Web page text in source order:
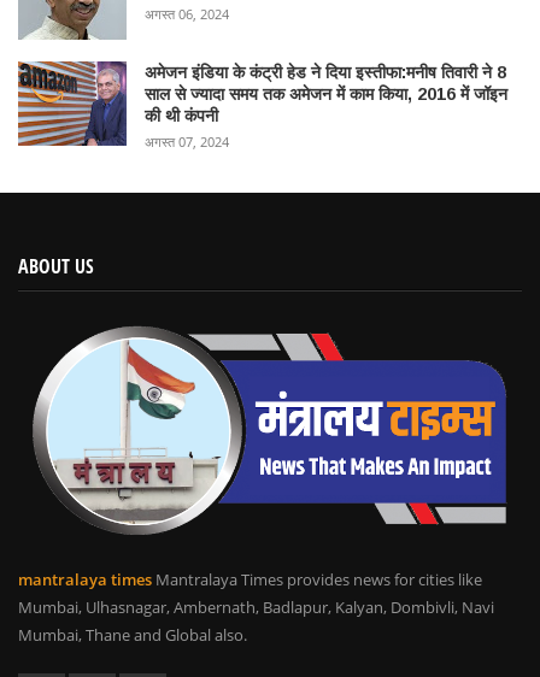
अगस्त 06, 2024
अमेजन इंडिया के कंट्री हेड ने दिया इस्तीफा:मनीष तिवारी ने 8
साल से ज्यादा समय तक अमेजन में काम किया, 2016 में जॉइन
की थी कंपनी
अगस्त 07, 2024
ABOUT US
mantralaya times Mantralaya Times provides news for cities like
Mumbai, Ulhasnagar, Ambernath, Badlapur, Kalyan, Dombivli, Navi
Mumbai, Thane and Global also.